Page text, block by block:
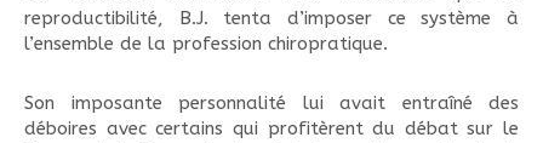
reproductibilité, B.J. tenta d’imposer ce système à
l’ensemble de la profession chiropratique.
Son imposante personnalité lui avait entraîné des
déboires avec certains qui profitèrent du débat sur le